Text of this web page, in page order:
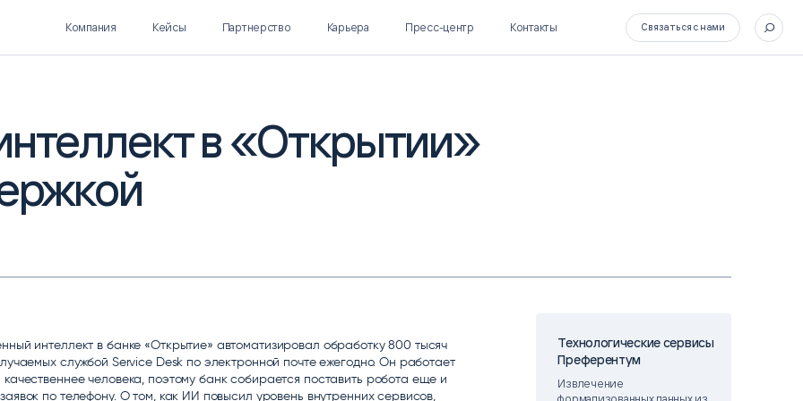
Polymatica EPM
ПЛАНИРОВАНИЕ И
БЮДЖЕТИРОВАНИЕ
Компания Кейсы Партнерство Карьера Пресс-центр Контакты Связаться с нами
в «Открытии»
интеллект в банке «Открытие» автоматизировал обработку 800 тысяч
службой Service Desk по электронной почте ежегодно. Он работает
человека, поэтому банк собирается поставить робота еще и
по телефону. О том, как ИИ повысил уровень внутренних сервисов,
Технологические сервисы
Преферентум
Извлечение